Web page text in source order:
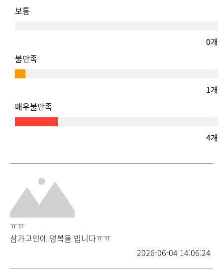
보통
0개
불만족
1개
매우불만족
4개
ㅠㅠ
삼가고인에 명복을 빕니다ㅠㅠ
2026-06-04 14:06:24